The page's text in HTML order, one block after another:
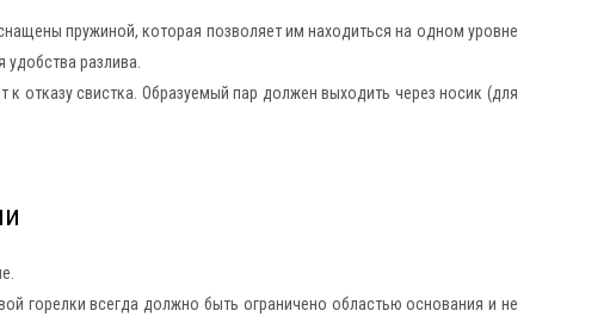
пружиной, которая позволяет им находиться на одном уровне
разлива.
к отказу свистка. Образуемый пар должен выходить через носик (для
горелки всегда должно быть ограничено областью основания и не